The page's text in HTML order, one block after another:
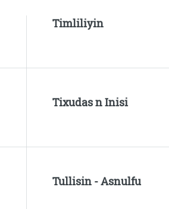
Timliliyin
Tixudas n Inisi
Tullisin - Asnulfu